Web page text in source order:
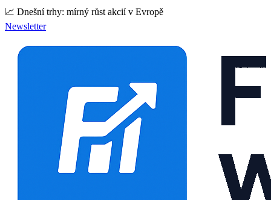
📈 Dnešní trhy: mírný růst akcií v Evropě
Newsletter